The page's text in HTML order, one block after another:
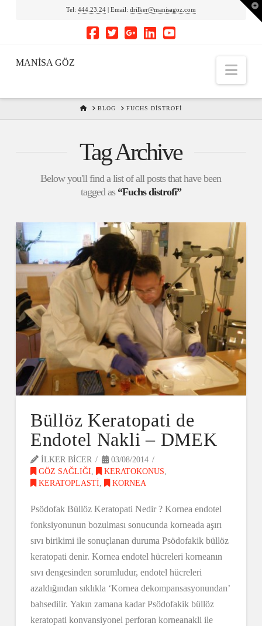
Tel: 444.23.24| Email: drilker@manisagoz.com
MANİSA GÖZ
HOMEBLOG FUCHS DISTROFI
Tag Archive
Below you'll find a list of all posts that have been
tagged as “Fuchs distrofi”
Büllöz Keratopati de
Endotel Nakli – DMEK
ILKER BICER
03/08/2014
GÖZ SAĞLIĞI, KERATOKONUS,
KERATOPLASTI, KORNEA
Psödofak Büllöz Keratopati Nedir ? Kornea endotel
fonksiyonunun bozulması sonucunda korneada aşırı
sıvı birikimi ile sonuçlanan duruma Psödofakik büllöz
keratopati denir. Kornea endotel hücreleri korneanın
sıvı dengesinden sorumludur, endotel hücreleri
azaldığından sıklıkla ‘Kornea dekompansasyonundan’
bahsedilir. Yakın zamana kadar Psödofakik büllöz
keratopati konvansiyonel perforan korneanakli ile